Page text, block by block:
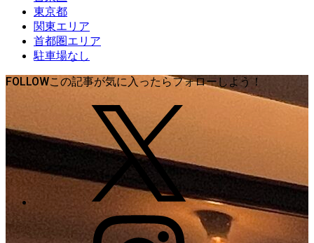
東京都
関東エリア
首都圏エリア
駐車場なし
FOLLOW